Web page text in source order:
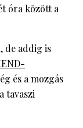
óra között a
de addig is
és a mozgás
tavaszi